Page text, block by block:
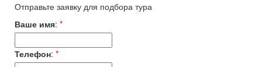
Отправьте заявку для подбора тура
Ваше имя: *
Телефон: *